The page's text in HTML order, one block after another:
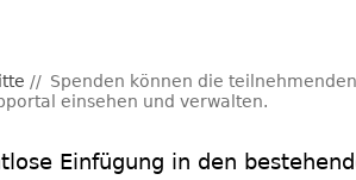
Spenden können die teilnehmenden
einsehen und verwalten.
Einfügung in den